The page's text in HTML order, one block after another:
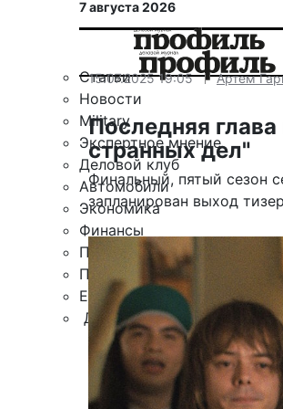
7 августа 2026
Статьи
Новости
Military
Экспертное мнение
Деловой клуб
Автомобили
Экономика
Финансы
Политика
Путешествия
ЕАЭС
Другие рубрики
Спецпроект «Юрий
Календарь событий
Зарубежье
15.07.2025 19:05 Артем
Последняя
странных дел"
Финальный, пятый сезон
запланирован выход